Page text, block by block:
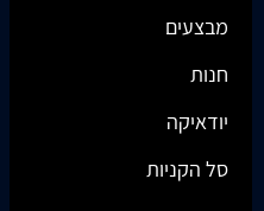
מבצעים
חנות
יודאיקה
סל הקניות